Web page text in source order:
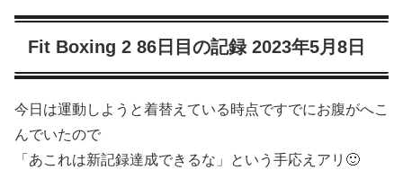
Fit Boxing 2 86日目の記録 2023年5月8日
今日は運動しようと着替えている時点ですでにお腹がへこ
んでいたので
「あこれは新記録達成できるな」という手応えアリ🙂